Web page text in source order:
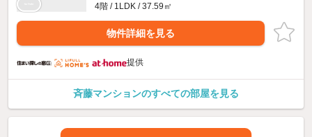
4階 / 1LDK / 37.59㎡
物件詳細を見る
提供
斉藤マンションのすべての部屋を見る